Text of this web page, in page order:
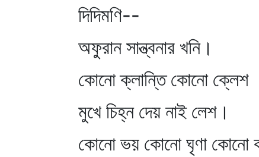
দিদিমণি--
অফুরান সান্ত্বনার খনি।
কোনো ক্লান্তি কোনো ক্লেশ
মুখে চিহ্ন দেয় নাই লেশ।
কোনো ভয় কোনো ঘৃণা কোনো